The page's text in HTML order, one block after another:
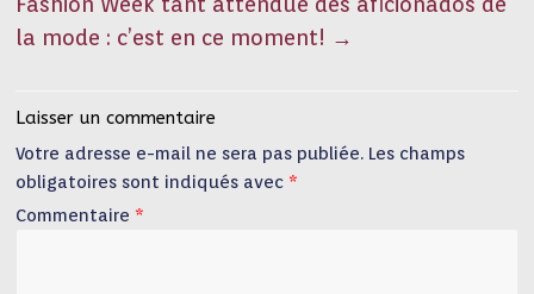
la mode : c’est en ce moment! →
Laisser un commentaire
Votre adresse e-mail ne sera pas publiée. Les champs
obligatoires sont indiqués avec *
Commentaire *